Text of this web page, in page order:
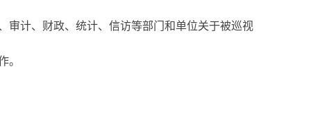
计、财政、统计、信访等部门和单位关于被巡视
。